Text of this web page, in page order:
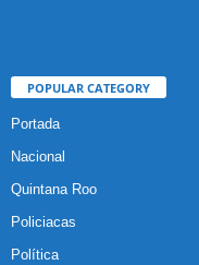
POPULAR CATEGORY
Portada
Nacional
Quintana Roo
Policiacas
Política